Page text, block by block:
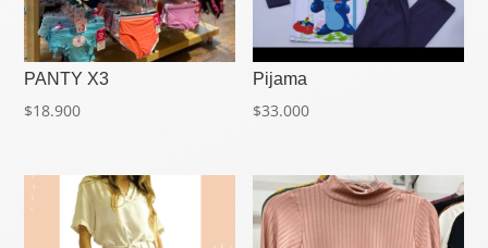
PANTY X3
$18.900
Pijama
$33.000